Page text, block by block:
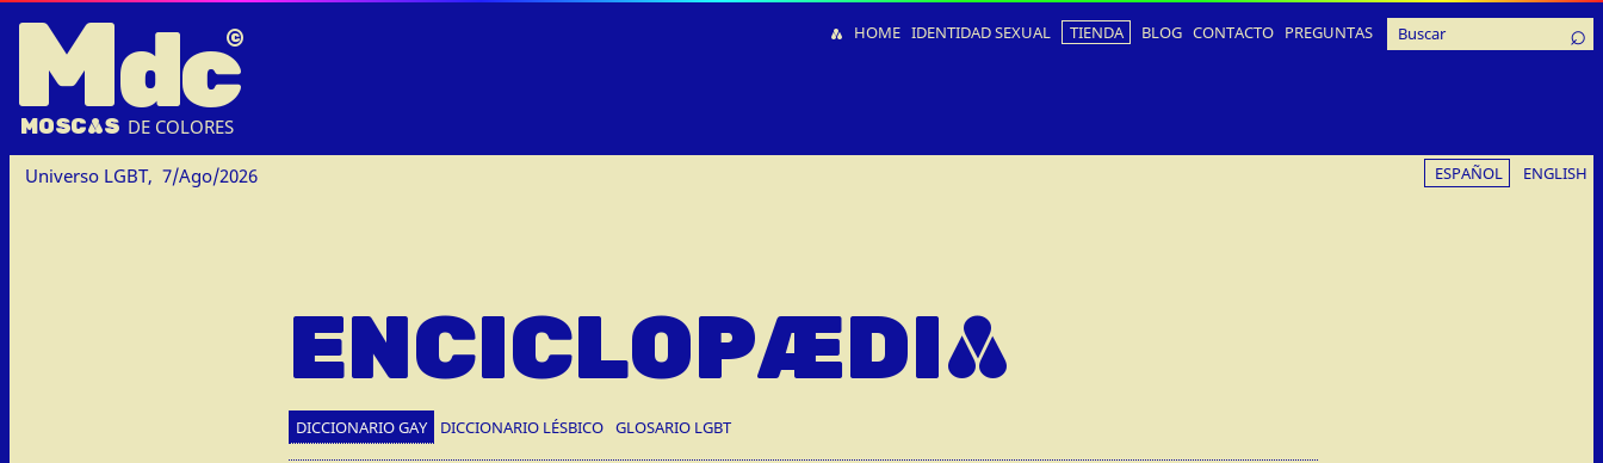
Mdc
MOSCAS DE COLORES
HOME IDENTIDAD SEXUAL TIENDA BLOG CONTACTO PREGUNTAS
Universo LGBT, 7/Ago/2026 ESPAÑOL ENGLISH
ENCICLOPÆDIA
DICCIONARIO GAY DICCIONARIO LÉSBICO GLOSARIO LGBT